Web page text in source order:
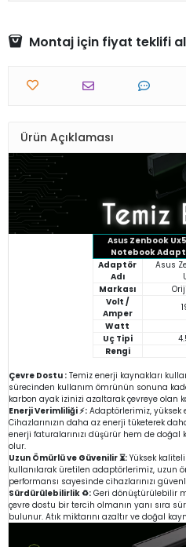
Montaj için fiyat teklifi al
Ürün Açıklaması
Asus Zenbook
Notebook
Adaptör
Adı
Asus
Markası
Volt /
Amper
Watt
Uç Tipi
Rengi
Çevre Dostu : Temiz enerji kaynakları
sürecinden kullanım ömrünün sonuna
karbon ayak izinizi azaltarak çevreye olan
Enerji Verimliliği ⚡: Adaptörlerimiz, yüksek
Cihazlarınızın daha az enerji tüketerek
enerji faturalarınızı düşürür hem de doğal
olur.
Uzun Ömürlü ve Güvenilir ⏳: Yüksek
kullanılarak üretilen adaptörlerimiz, uzun
performansı sayesinde cihazlarınızı
Sürdürülebilirlik ♻️: Geri dönüştürülebilir
çevre dostu bir tercih olmanın yanı sıra
bulunur. Atık miktarını azaltır ve doğal